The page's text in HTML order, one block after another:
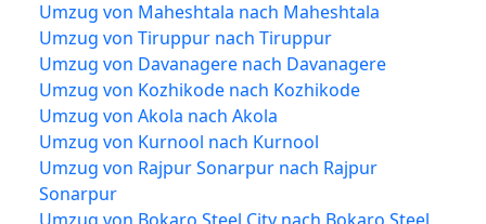
Umzug von Maheshtala nach Maheshtala
Umzug von Tiruppur nach Tiruppur
Umzug von Davanagere nach Davanagere
Umzug von Kozhikode nach Kozhikode
Umzug von Akola nach Akola
Umzug von Kurnool nach Kurnool
Umzug von Rajpur Sonarpur nach Rajpur
Sonarpur